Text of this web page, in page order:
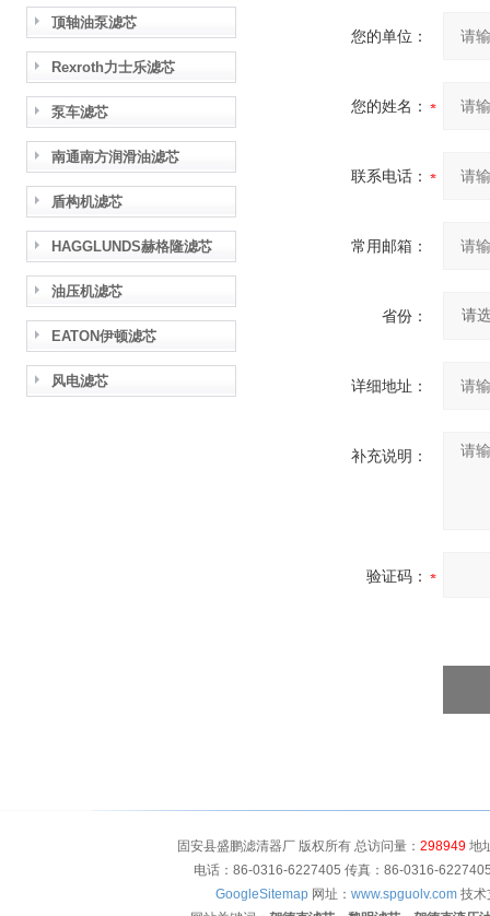
顶轴油泵滤芯
Rexroth力士乐滤芯
泵车滤芯
南通南方润滑油滤芯
盾构机滤芯
HAGGLUNDS赫格隆滤芯
油压机滤芯
EATON伊顿滤芯
风电滤芯
您的单位：
您的姓名：
联系电话：
常用邮箱：
省份：
详细地址：
补充说明：
验证码：
固安县盛鹏滤清器厂 版权所有 总访问量： 298949地
电话：86-0316-6227405 传真：86-0316-
GoogleSitemap 网址： www.spguolv.com 技术